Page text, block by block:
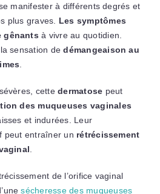
manifester à différents degrés et
plus graves. Les symptômes
gênants à vivre au quotidien.
sensation dedémangeaison au
cettedermatose peut
des muqueuses vaginales
et indurées. Leur
peut entraîner un rétrécissement
de l’orifice vaginal
sécheresse des muqueuses